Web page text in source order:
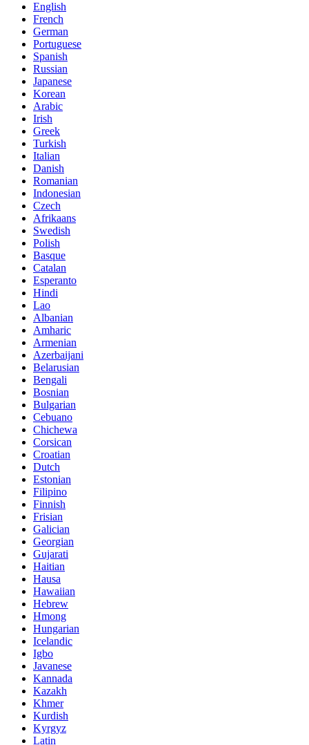
English
French
German
Portuguese
Spanish
Russian
Japanese
Korean
Arabic
Irish
Greek
Turkish
Italian
Danish
Romanian
Indonesian
Czech
Afrikaans
Swedish
Polish
Basque
Catalan
Esperanto
Hindi
Lao
Albanian
Amharic
Armenian
Azerbaijani
Belarusian
Bengali
Bosnian
Bulgarian
Cebuano
Chichewa
Corsican
Croatian
Dutch
Estonian
Filipino
Finnish
Frisian
Galician
Georgian
Gujarati
Haitian
Hausa
Hawaiian
Hebrew
Hmong
Hungarian
Icelandic
Igbo
Javanese
Kannada
Kazakh
Khmer
Kurdish
Kyrgyz
Latin